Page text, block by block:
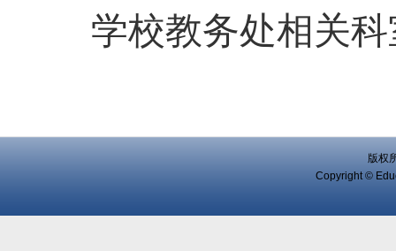
学校教务处相关
版权
Copyright ©